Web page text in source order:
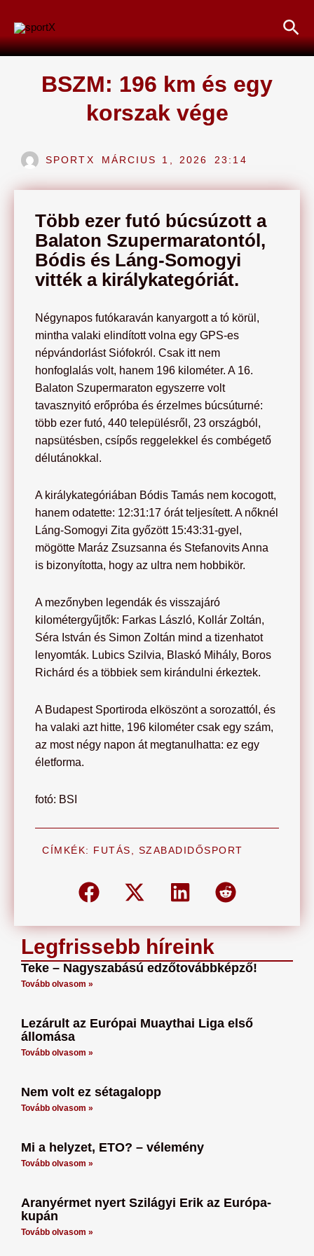
content
BSZM: 196 km és egy
korszak vége
SPORTX MÁRCIUS 1, 2026 23:14
Legfrissebb híreink
Teke – Nagyszabású edzőtovábbképző!
Tovább olvasom »
Lezárult az Európai Muaythai Liga első
állomása
Tovább olvasom »
Nem volt ez sétagalopp
Tovább olvasom »
Mi a helyzet, ETO? – vélemény
Tovább olvasom »
Aranyérmet nyert Szilágyi Erik az Európa-
kupán
Tovább olvasom »
Több ezer futó búcsúzott a
Balaton Szupermaratontól,
Bódis és Láng-Somogyi
vitték a királykategóriát.
Négynapos futókaraván kanyargott a tó körül,
mintha valaki elindított volna egy GPS-es
népvándorlást Siófokról. Csak itt nem
honfoglalás volt, hanem 196 kilométer. A 16.
Balaton Szupermaraton egyszerre volt
tavasznyitó erőpróba és érzelmes búcsúturné:
több ezer futó, 440 településről, 23 országból,
napsütésben, csípős reggelekkel és combégető
délutánokkal.
A királykategóriában Bódis Tamás nem kocogott,
hanem odatette: 12:31:17 órát teljesített. A nőknél
Láng-Somogyi Zita győzött 15:43:31-gyel,
mögötte Maráz Zsuzsanna és Stefanovits Anna
is bizonyította, hogy az ultra nem hobbikör.
A mezőnyben legendák és visszajáró
kilométergyűjtők: Farkas László, Kollár Zoltán,
Séra István és Simon Zoltán mind a tizenhatot
lenyomták. Lubics Szilvia, Blaskó Mihály, Boros
Richárd és a többiek sem kirándulni érkeztek.
A Budapest Sportiroda elköszönt a sorozattól, és
ha valaki azt hitte, 196 kilométer csak egy szám,
az most négy napon át megtanulhatta: ez egy
életforma.
fotó: BSI
CÍMKÉK: FUTÁS SZABADIDŐSPORT